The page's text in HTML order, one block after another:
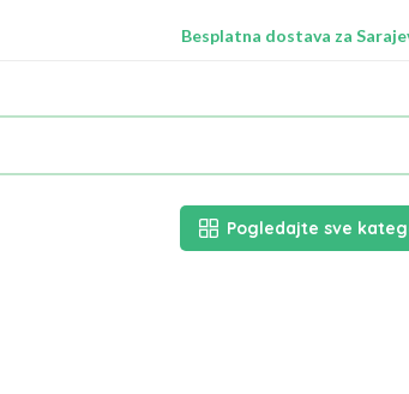
Besplatna dostava za
Pogledajte sve